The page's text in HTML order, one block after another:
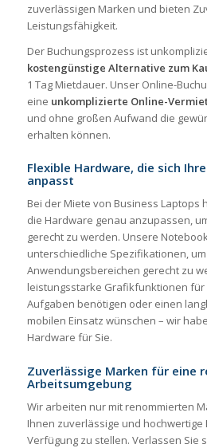
zuverlässigen Marken und bieten
Leistungsfähigkeit.
Der Buchungsprozess ist
kostengünstige Alternative zum
1 Tag Mietdauer. Unser Online-
eine unkomplizierte Online-
und ohne großen Aufwand die
erhalten können.
Flexible Hardware, die sich
anpasst
Bei der Miete von Business Laptops
die Hardware genau anzupassen,
gerecht zu werden. Unsere
unterschiedliche Spezifikationen,
Anwendungsbereichen gerecht zu
leistungsstarke Grafikfunktionen
Aufgaben benötigen oder einen
mobilen Einsatz wünschen – wir
Hardware für Sie.
Zuverlässige Marken für eine
Arbeitsumgebung
Wir arbeiten nur mit renommierten
Ihnen zuverlässige und hochwertige
Verfügung zu stellen. Verlassen Sie